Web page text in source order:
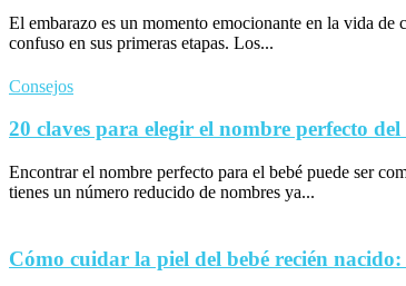
El embarazo es un momento emocionante en la vida
confuso en sus primeras etapas. Los...
Consejos
20 claves para elegir el nombre perfecto del
Encontrar el nombre perfecto para el bebé puede ser
tienes un número reducido de nombres ya...
Cómo cuidar la piel del bebé recién nacido: